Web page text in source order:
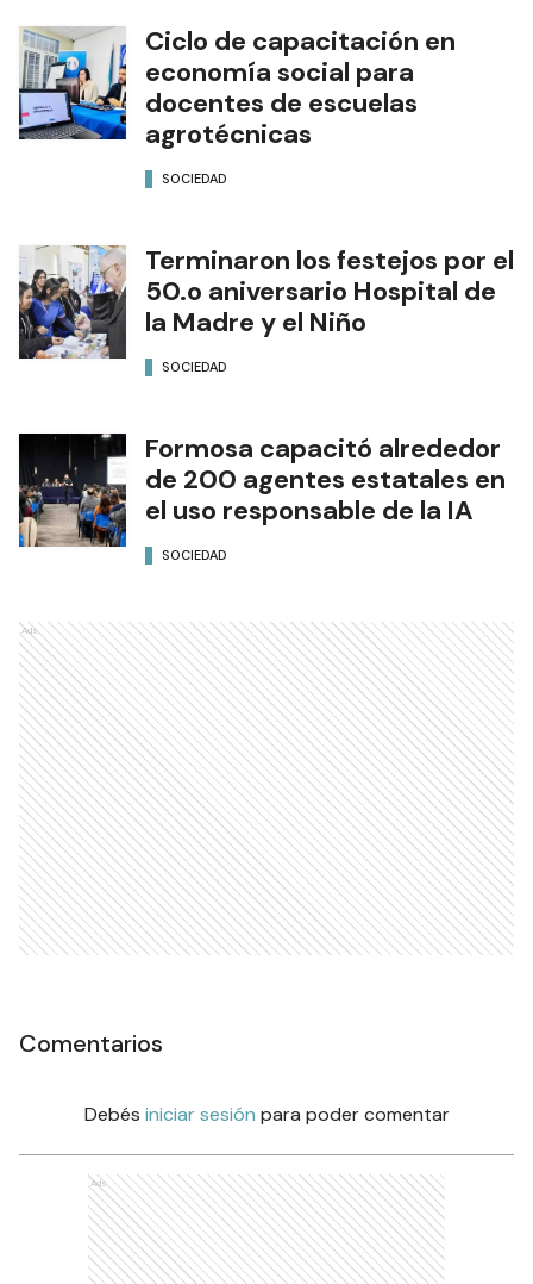
Ciclo de capacitación en
economía social para
docentes de escuelas
agrotécnicas
SOCIEDAD
Terminaron los festejos por el
50.o aniversario Hospital de
la Madre y el Niño
SOCIEDAD
Formosa capacitó alrededor
de 200 agentes estatales en
el uso responsable de la IA
SOCIEDAD
Ads
Comentarios
Debés iniciar sesión para poder comentar
Ads